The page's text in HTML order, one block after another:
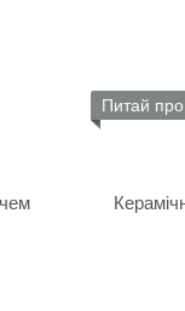
Питай